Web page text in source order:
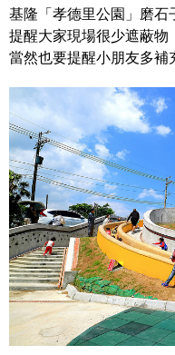
基隆「孝德里公園」磨石
提醒大家現場很少遮蔽物
當然也要提醒小朋友多補